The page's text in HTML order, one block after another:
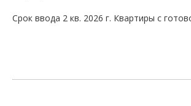
Срок ввода 2 кв. 2026 г. Квартиры с